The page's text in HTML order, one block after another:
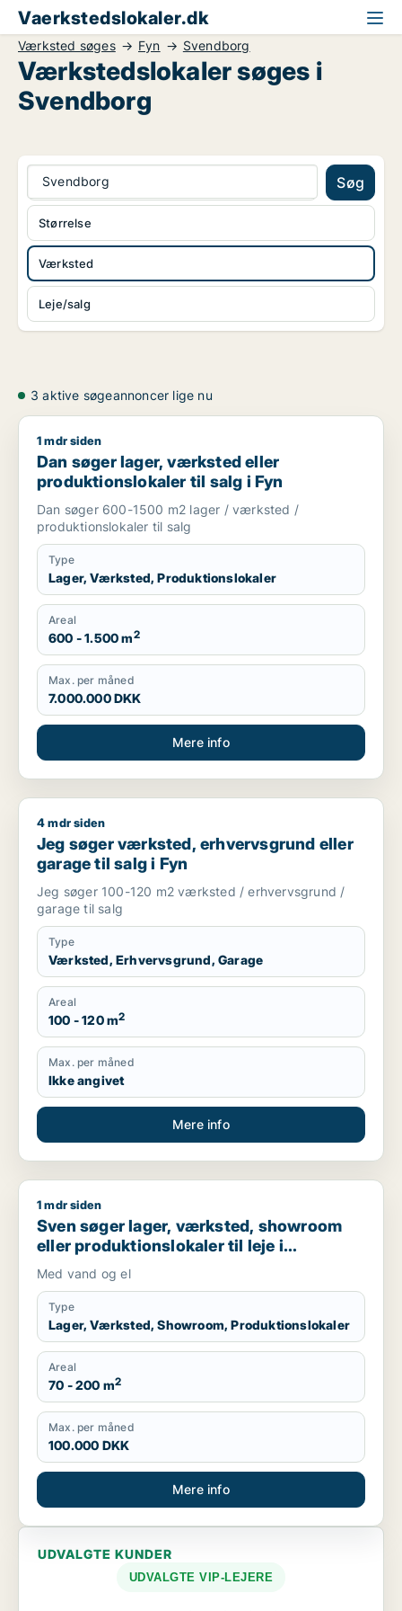
Vaerkstedslokaler.dk
Værksted søges Fyn Svendborg
Værkstedslokaler søges i
Svendborg
Svendborg Søg
Værksted
Leje/salg
Størrelse
3 aktive søgeannoncer lige nu
Dan søger lager, værksted eller produktionslokaler til salg i
1 mdr siden
Dan søger lager, værksted eller
produktionslokaler til salg i Fyn
Dan søger 600-1500 m2 lager / værksted /
produktionslokaler til salg
Type
Lager, Værksted, Produktionslokaler
Areal
600 - 1.500 m2
Max. per måned
7.000.000 DKK
Mere info
Jeg søger værksted, erhvervsgrund eller garage til salg i
4 mdr siden
Jeg søger værksted, erhvervsgrund eller
garage til salg i Fyn
Jeg søger 100-120 m2 værksted / erhvervsgrund /
garage til salg
Type
Værksted, Erhvervsgrund, Garage
Areal
100 - 120 m2
Max. per måned
Ikke angivet
Mere info
Sven søger lager, værksted, showroom eller
1 mdr siden
Sven søger lager, værksted, showroom
eller produktionslokaler til leje i
Svendborg, Stenstrup eller Skårup Fyn
Med vand og el
Type
Lager, Værksted, Showroom, Produktionslokaler
Areal
70 - 200 m2
Max. per måned
100.000 DKK
Mere info
UDVALGTE KUNDER
UDVALGTE VIP-LEJERE